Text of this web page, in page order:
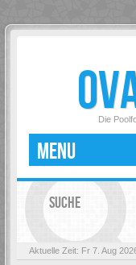
Die
MENU
SUCHE
Aktuelle Zeit: Fr 7. Aug